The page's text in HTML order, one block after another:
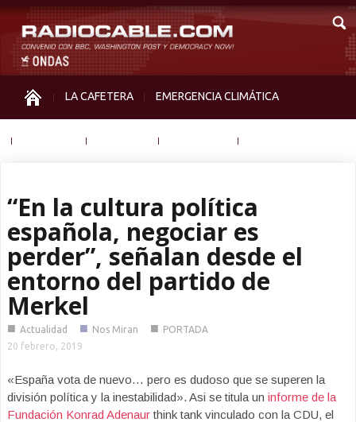
LA CAFETERA EMERGENCIA CLIMÁTICA
“En la cultura política
española, negociar es
perder”, señalan desde el
entorno del partido de
Merkel
■ Actualidad ■ Nos Miran ■ PORTADA
20 febrero, 2019
«España vota de nuevo… pero es dudoso que se superen la
división política y la inestabilidad». Asi se titula un informe de la
Fundación Konrad Adenaurthink tank vinculado con la CDU, el